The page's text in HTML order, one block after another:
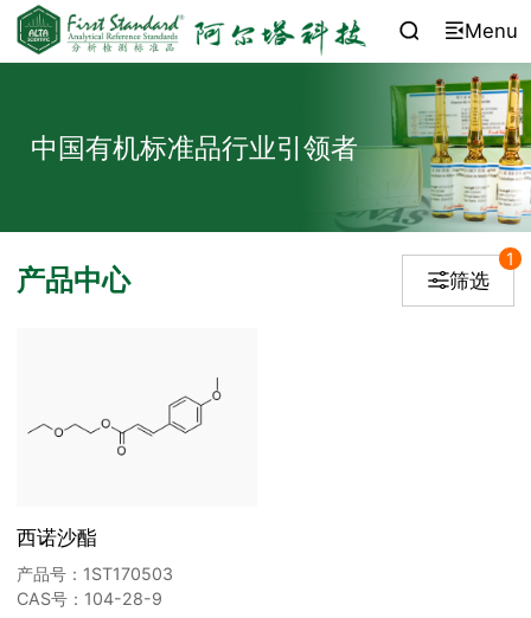
 Menu
中国有机标准品行业引领者
产品中心 筛选
1
西诺沙酯
产品号：1ST170503
CAS号：104-28-9